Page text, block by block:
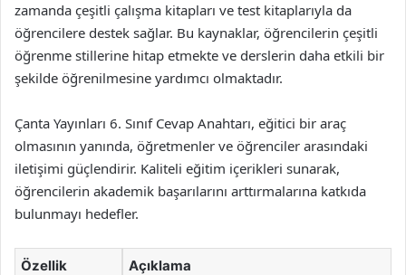
zamanda çeşitli çalışma kitapları ve test kitaplarıyla da
öğrencilere destek sağlar. Bu kaynaklar, öğrencilerin çeşitli
öğrenme stillerine hitap etmekte ve derslerin daha etkili bir
şekilde öğrenilmesine yardımcı olmaktadır.
Çanta Yayınları 6. Sınıf Cevap Anahtarı, eğitici bir araç
olmasının yanında, öğretmenler ve öğrenciler arasındaki
iletişimi güçlendirir. Kaliteli eğitim içerikleri sunarak,
öğrencilerin akademik başarılarını arttırmalarına katkıda
bulunmayı hedefler.
Özellik Açıklama